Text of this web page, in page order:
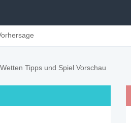
Tipps und Spiel Vorschau